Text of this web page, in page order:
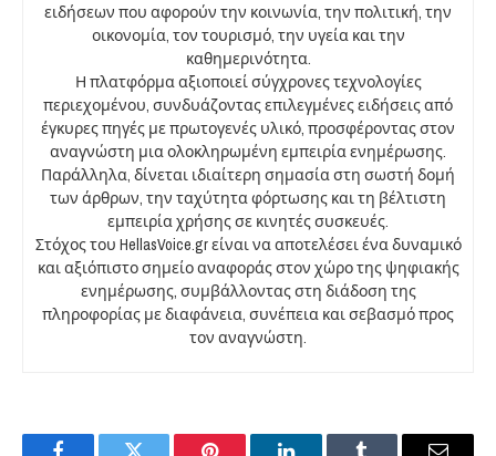
ειδήσεων που αφορούν την κοινωνία, την πολιτική, την
οικονομία, τον τουρισμό, την υγεία και την
καθημερινότητα.
Η πλατφόρμα αξιοποιεί σύγχρονες τεχνολογίες
περιεχομένου, συνδυάζοντας επιλεγμένες ειδήσεις από
έγκυρες πηγές με πρωτογενές υλικό, προσφέροντας στον
αναγνώστη μια ολοκληρωμένη εμπειρία ενημέρωσης.
Παράλληλα, δίνεται ιδιαίτερη σημασία στη σωστή δομή
των άρθρων, την ταχύτητα φόρτωσης και τη βέλτιστη
εμπειρία χρήσης σε κινητές συσκευές.
Στόχος του HellasVoice.gr είναι να αποτελέσει ένα δυναμικό
και αξιόπιστο σημείο αναφοράς στον χώρο της ψηφιακής
ενημέρωσης, συμβάλλοντας στη διάδοση της
πληροφορίας με διαφάνεια, συνέπεια και σεβασμό προς
τον αναγνώστη.